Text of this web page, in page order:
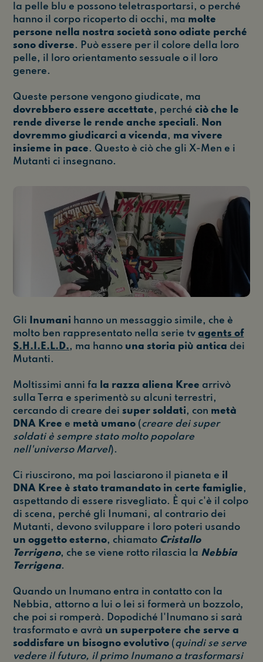
la pelle blu e possono teletrasportarsi, o perché
hanno il corpo ricoperto di occhi, ma molte
persone nella nostra società sono odiate perché
sono diverse. Può essere per il colore della loro
pelle, il loro orientamento sessuale o il loro
genere.
Queste persone vengono giudicate, ma
dovrebbero essere accettate, perchéciò che le
rende diverse le rende anche speciali. Non
dovremmo giudicarci a vicenda, ma vivere
insieme in pace. Questo è ciò che gli X-Men e i
Mutanti ci insegnano.
Gli Inumani hanno un messaggio simile, che è
molto ben rappresentato nella serie tvagents of
S.H.I.E.L.D., ma hanno una storia più antica dei
Mutanti.
Moltissimi anni fa la razza aliena Kree arrivò
sulla Terra e sperimentò su alcuni terrestri,
cercando di creare deisuper soldati, con metà
DNA Kree e metà umano (creare dei super
soldati è sempre stato molto popolare
nell'universo Marvel).
Ci riuscirono, ma poi lasciarono il pianeta e il
DNA Kree è stato tramandato in certe famiglie,
aspettando di essere risvegliato. È qui c'è il colpo
di scena, perché gli Inumani, al contrario dei
Mutanti, devono sviluppare i loro poteri usando
un oggetto esterno, chiamato Cristallo
Terrigeno, che se viene rotto rilascia la Nebbia
Terrigena.
Quando un Inumano entra in contatto con la
Nebbia, attorno a lui o lei si formerà un bozzolo,
che poi si romperà. Dopodiché l'Inumano si sarà
trasformato e avrà un superpotere che serve a
soddisfare un bisogno evolutivo (quindi se serve
vedere il futuro, il primo Inumano a trasformarsi